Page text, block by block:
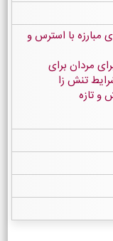
مبارزه با استرس و
مردان برای
تنش زا
و تازه